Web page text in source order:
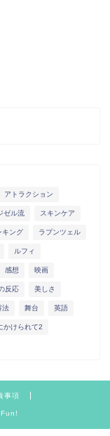
アトラクション
ゼル流 スキンケア
キング ラプンツェル
ルフィ
感想 映画
反応 美しさ
法 舞台 英語
かけられて2
事項